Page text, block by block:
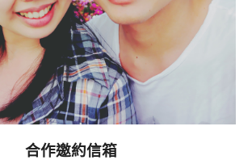
合作邀約信箱